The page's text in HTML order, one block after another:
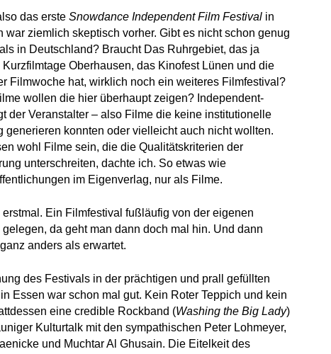
das erste Snowdance Independent Film Festival in
war ziemlich skeptisch vorher. Gibt es nicht schon genug
in Deutschland? Braucht Das Ruhrgebiet, das ja
Oberhausen, das Kinofest Lünen und die
Filmwoche hat, wirklich noch ein weiteres Filmfestival?
wollen die hier überhaupt zeigen? Independent-
der Veranstalter – also Filme die keine institutionelle
generieren konnten oder vielleicht auch nicht wollten.
wohl Filme sein, die die Qualitätskriterien der
unterschreiten, dachte ich. So etwas wie
im Eigenverlag, nur als Filme.
Ein Filmfestival fußläufig von der eigenen
da geht man dann doch mal hin. Und dann
anders als erwartet.
des Festivals in der prächtigen und prall gefüllten
Essen war schon mal gut. Kein Roter Teppich und kein
eine credible Rockband (Washing the Big Lady)
Kulturtalk mit den sympathischen Peter Lohmeyer,
und Muchtar Al Ghusain. Die Eitelkeit des